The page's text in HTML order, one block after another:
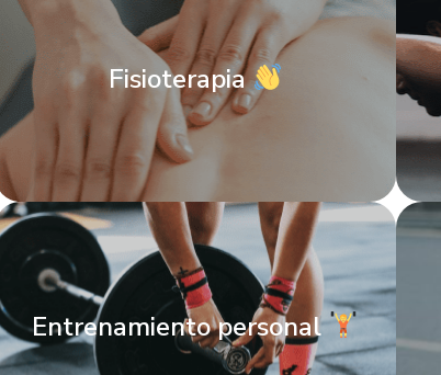
Fisioterapia
Entrenamiento personal